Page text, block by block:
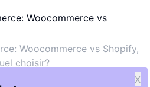
Woocommerce vs Shopify,
choisir?
X